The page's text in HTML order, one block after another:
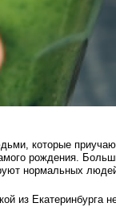
которые
рождения.
нормальных
из Екатеринбурга